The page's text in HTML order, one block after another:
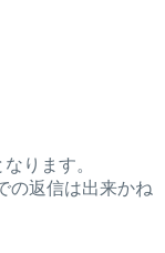
ります。
の返信は出来かね